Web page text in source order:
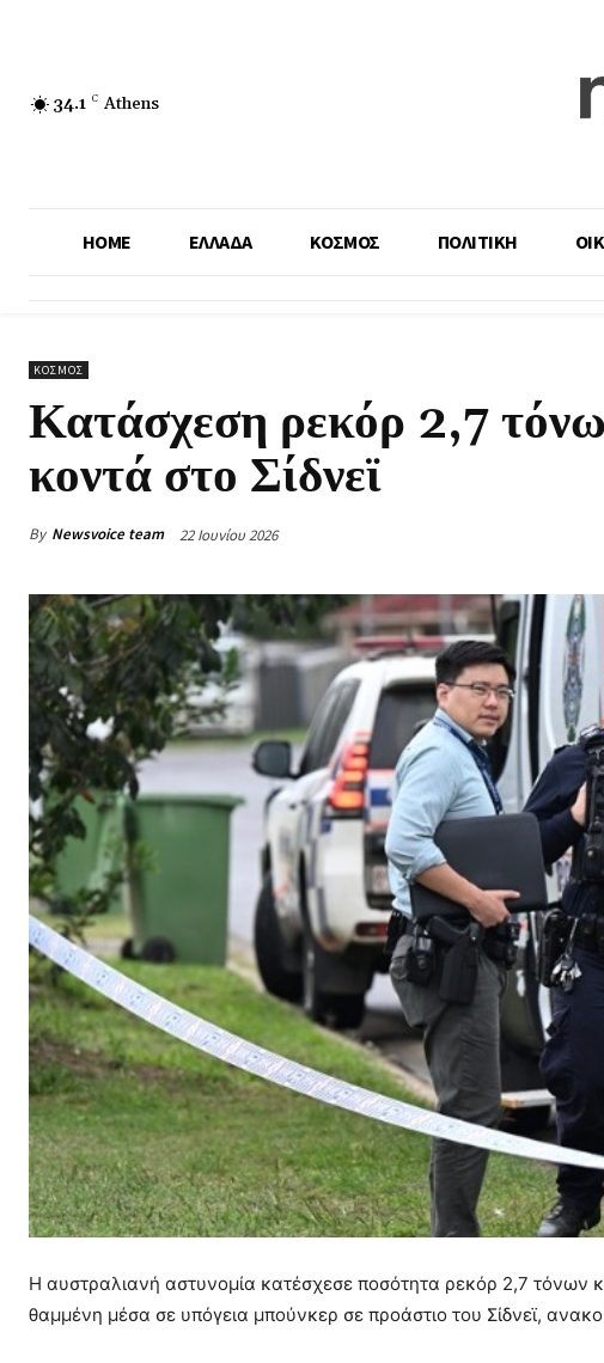
34.1 C Athens
HOME ΕΛΛΑΔΑ ΚΟΣΜΟΣ ΠΟΛΙΤΙΚΗ
ΚΟΣΜΟΣ
Κατάσχεση ρεκόρ 2,7
κοντά στο Σίδνεϊ
By Newsvoice team 22 Ιουνίου 2026
Η αυστραλιανή αστυνομία κατέσχεσε ποσότητα ρεκόρ 2,7 τόνων
θαμμένη μέσα σε υπόγεια μπούνκερ σε προάστιο του Σίδνεϊ,